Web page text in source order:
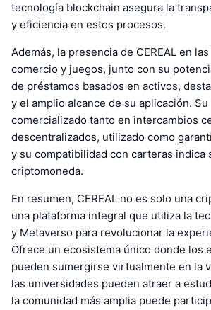
tecnología blockchain asegura la
y eficiencia en estos procesos.
Además, la presencia de CEREAL en
comercio y juegos, junto con su
de préstamos basados en activos,
y el amplio alcance de su aplicación.
comercializado tanto en intercambios
descentralizados, utilizado como
y su compatibilidad con carteras indica
criptomoneda.
En resumen, CEREAL no es solo una
una plataforma integral que utiliza la
y Metaverso para revolucionar la
Ofrece un ecosistema único donde los
pueden sumergirse virtualmente en la
las universidades pueden atraer a
la comunidad más amplia puede